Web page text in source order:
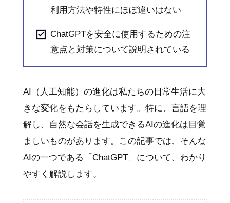
利用方法や特性にほぼ違いはない
ChatGPTを安全に使用するための注
意点と対策について説明されている
AI（人工知能）の進化は私たちの日常生活に大
きな変化をもたらしています。特に、言語を理
解し、自然な会話を生成できるAIの進化は目覚
ましいものがあります。この記事では、そんな
AIの一つである「ChatGPT」について、わかり
やすく解説します。